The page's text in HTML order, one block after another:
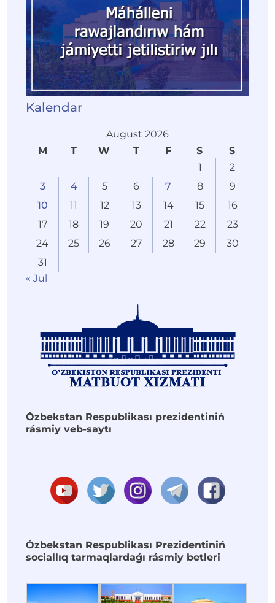
Kalendar
August 2026
M
T W T F S
S
1
2
3
4 5 6 7 8
9
10
11 12 13 14 15
16
17
18 19 20 21 22
23
24
25 26 27 28 29
30
31
« Jul
Ózbekstan Respublikası prezidentiniń
rásmiy veb-saytı
Ózbekstan Respublikası Prezidentiniń
sociallıq tarmaqlardaǵı rásmiy betleri